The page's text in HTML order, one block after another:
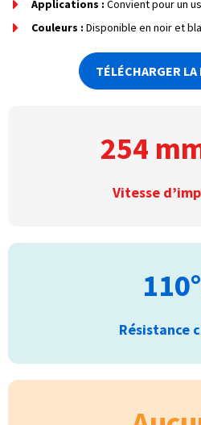
Applications : Convient pour un
Couleurs : Disponible en noir et
TÉLÉCHARGER
254
Vitesse
Résistance